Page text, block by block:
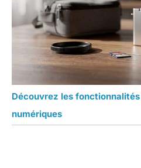
Découvrez les
numériques